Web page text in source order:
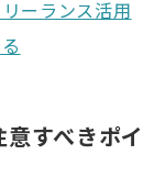
ーランス活用
すべきポイ